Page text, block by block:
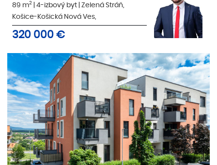
89 m2 4-izbový byt
Zelená Stráň,
Košice-Košická Nová Ves,
320 000 €